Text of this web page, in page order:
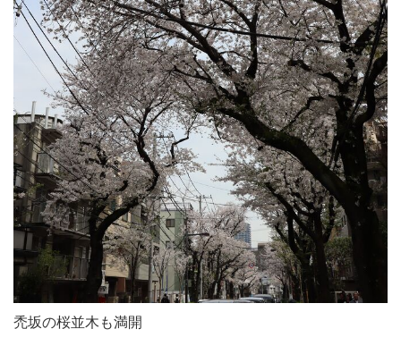
禿坂の桜並木も満開